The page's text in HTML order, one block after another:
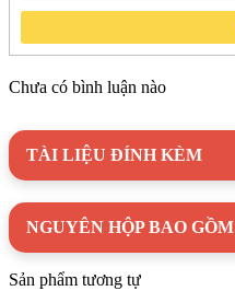
Chưa có bình luận nào
TÀI LIỆU ĐÍNH KÈM
NGUYÊN HỘP BAO GỒM
Sản phẩm tương tự